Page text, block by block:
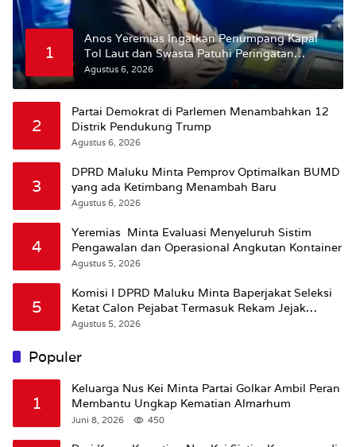
1
Anos Yeremias Ingatkan Penumpang Kapal
Tol Laut dan Swasta Patuhi Peringatan
BMKG
Agustus 6, 2026
2
Partai Demokrat di Parlemen Menambahkan 12
Distrik Pendukung Trump
Agustus 6, 2026
3
DPRD Maluku Minta Pemprov Optimalkan BUMD
yang ada Ketimbang Menambah Baru
Agustus 6, 2026
4
Yeremias Minta Evaluasi Menyeluruh Sistim
Pengawalan dan Operasional Angkutan Kontainer
Agustus 5, 2026
5
Komisi I DPRD Maluku Minta Baperjakat Seleksi
Ketat Calon Pejabat Termasuk Rekam Jejak
Hukum
Agustus 5, 2026
Populer
1
Keluarga Nus Kei Minta Partai Golkar Ambil Peran
Membantu Ungkap Kematian Almarhum
Juni 8, 2026 450